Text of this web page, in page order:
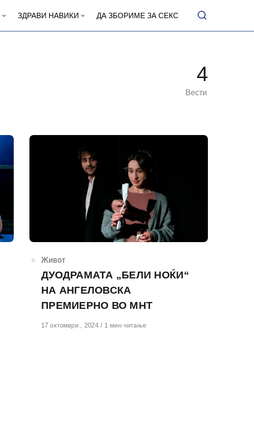
ЗДРАВИ НАВИКИ ДА ЗБОРИМЕ ЗА СЕКС
4
Вести
КАтегорија
Живот
ДУОДРАМАТА „БЕЛИ НОЌИ“
НА АНГЕЛОВСКА
ПРЕМИЕРНО ВО МНТ
Објавено
17 октомври , 2024 1 мин читање